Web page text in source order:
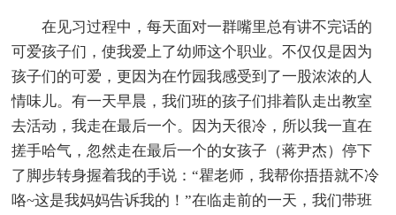
在见习过程中，每天面对一群嘴里总有讲不完话的
可爱孩子们，使我爱上了幼师这个职业。不仅仅是因为
孩子们的可爱，更因为在竹园我感受到了一股浓浓的人
情味儿。有一天早晨，我们班的孩子们排着队走出教室
去活动，我走在最后一个。因为天很冷，所以我一直在
搓手哈气，忽然走在最后一个的女孩子（蒋尹杰）停下
了脚步转身握着我的手说：“瞿老师，我帮你捂捂就不冷
咯~这是我妈妈告诉我的！”在临走前的一天，我们带班